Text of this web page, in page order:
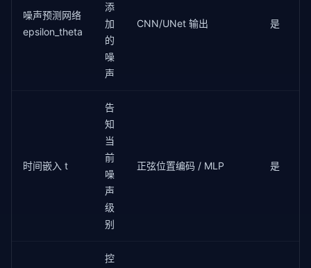
epoch %
            print(
f"Epoch {epoch}, Loss:
噪声预测网络
epsilon_theta
添
加
的
噪
声
CNN/UNet 输出 是
时间嵌入 t
告
知
当
前
噪
声
级
别
正弦位置编码 / MLP 是
控